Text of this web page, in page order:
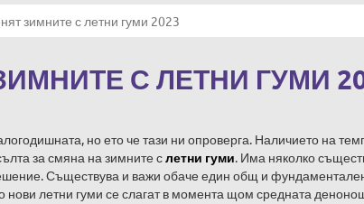
зимните с летни гуми 2023
С ЛЕТНИ ГУМИ
но ето че тази ни опроверга. Наличието на
за смяна на зимните слетни гуми. Има няколко
Съществува и важи обаче един общ и
нови летни гуми се слагат в момента щом средната